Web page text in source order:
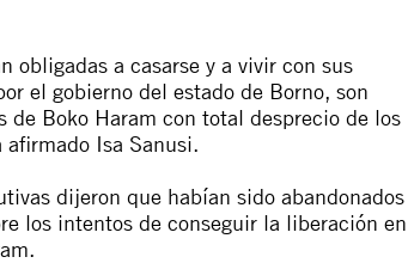
obligadas a casarse y a vivir con sus
el gobierno del estado de Borno, son
Boko Haram con total desprecio de los
Isa Sanusi.
dijeron que habían sido abandonados
los intentos de conseguir la liberación en